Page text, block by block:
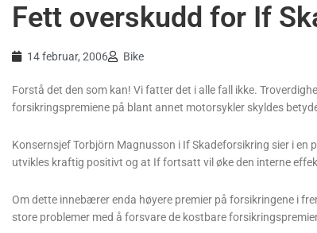
Fett overskudd for If
14 februar, 2006 Bike
Forstå det den som kan! Vi fatter det i alle fall ikke.
forsikringspremiene på blant annet motorsykler skyldes
Konsernsjef Torbjörn Magnusson i If Skadeforsikring sier i
utvikles kraftig positivt og at If fortsatt vil øke den interne
Om dette innebærer enda høyere premier på forsikringene i
store problemer med å forsvare de kostbare